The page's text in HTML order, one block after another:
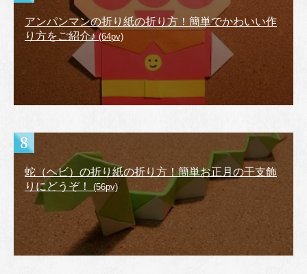
アンパンマンの折り紙の折り方！簡単でかわいい作
り方をご紹介♪ (64pv)
蛇（ヘビ）の折り紙の折り方！簡単お正月の干支飾
りにどうぞ！
(56pv)